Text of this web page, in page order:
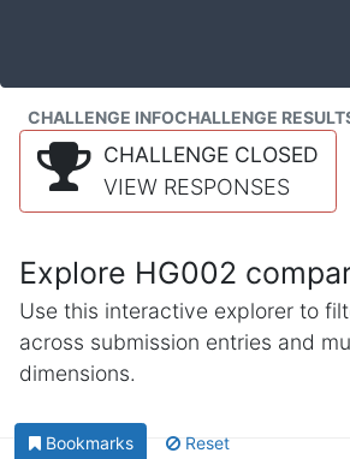
CHALLENGE INFOCHALLENGE
CHALLENGE CLOSED
VIEW RESPONSES
Explore HG002
Use this interactive explorer to
across submission entries and
dimensions.
Bookmarks Reset